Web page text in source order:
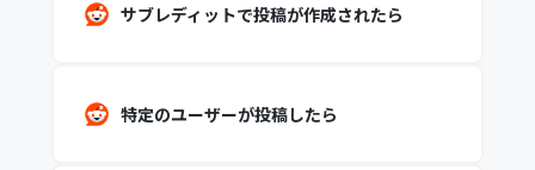
サブレディットで投稿が作成されたら
特定のユーザーが投稿したら